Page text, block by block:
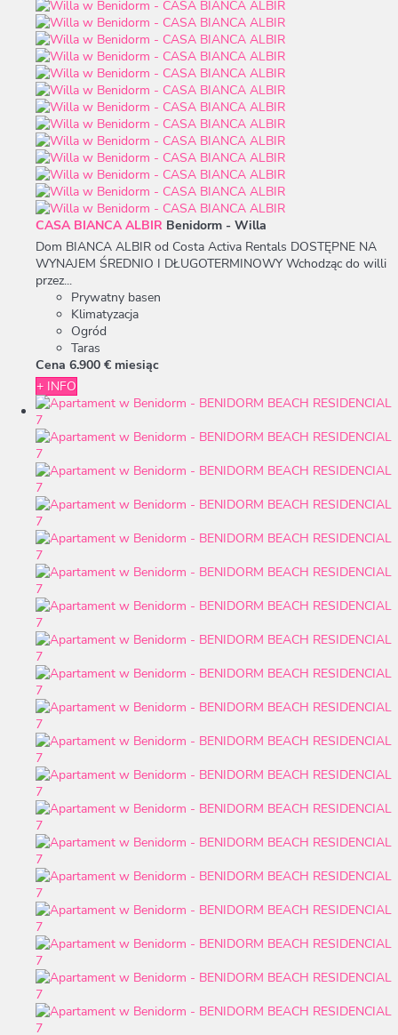
CASA BIANCA ALBIR Benidorm - Willa
Dom BIANCA ALBIR od Costa Activa Rentals DOSTĘPNE NA
WYNAJEM ŚREDNIO I DŁUGOTERMINOWY Wchodząc do willi
przez...
Prywatny basen
Klimatyzacja
Ogród
Taras
Cena 6.900 € miesiąc
+ INFO